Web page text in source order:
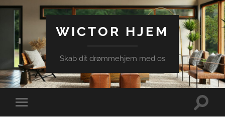
WICTOR HJEM
Skab dit drømmehjem med os
Toggle
Toggle